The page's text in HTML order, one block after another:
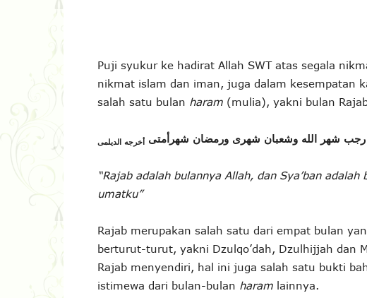
Puji syukur ke hadirat Allah SWT atas segala
nikmat islam dan iman, juga dalam kesempatan
salah satu bulan haram (mulia), yakni bulan
رجب شهر الله وشعبان شهرى ورمضان شهرأمتى أخرجه الديلمى
“Rajab adalah bulannya Allah, dan Sya’ban adalah
umatku”
Rajab merupakan salah satu dari empat bulan
berturut-turut, yakni Dzulqo’dah, Dzulhijjah dan
Rajab menyendiri, hal ini juga salah satu bukti
istimewa dari bulan-bulan haram lainnya.